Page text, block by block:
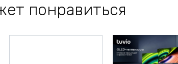
понравиться